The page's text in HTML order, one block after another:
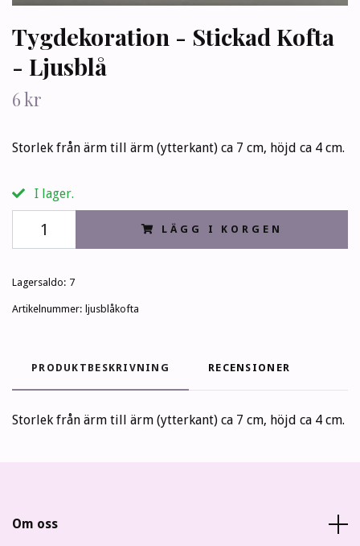
Tygdekoration - Stickad Kofta
- Ljusblå
6 kr
Storlek från ärm till ärm (ytterkant) ca 7 cm, höjd ca 4 cm.
I lager.
LÄGG I KORGEN
Lagersaldo: 7
Artikelnummer: ljusblåkofta
PRODUKTBESKRIVNING RECENSIONER
Storlek från ärm till ärm (ytterkant) ca 7 cm, höjd ca 4 cm.
Om oss